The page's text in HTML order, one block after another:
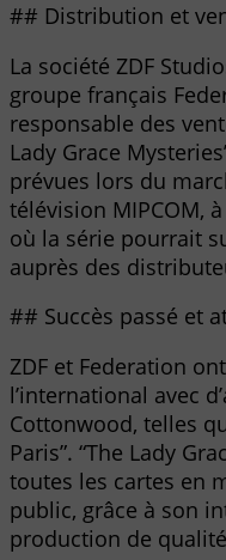
## Distribution et
La société ZDF
groupe français
responsable des
Lady Grace
prévues lors du
télévision MIPCOM,
où la série pourrait
auprès des
## Succès passé et
ZDF et Federation
l’international avec
Cottonwood, telles
Paris”. “The Lady
toutes les cartes en
public, grâce à son
production de